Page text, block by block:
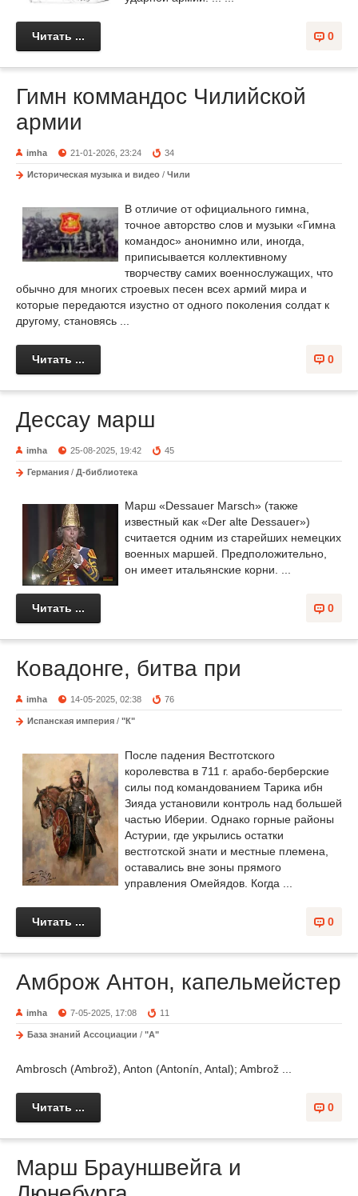
0
Читать ...
Гимн коммандос Чилийской
армии
imha 21-01-2026, 23:24 34
Историческая музыка и видео / Чили
В отличие от официального гимна,
точное авторство слов и музыки «Гимна
командос» анонимно или, иногда,
приписывается коллективному
творчеству самих военнослужащих, что
обычно для многих строевых песен всех армий мира и
которые передаются изустно от одного поколения солдат к
другому, становясь ...
0
Читать ...
Дессау марш
imha 25-08-2025, 19:42 45
Германия / Д-библиотека
Марш «Dessauer Marsch» (также
известный как «Der alte Dessauer»)
считается одним из старейших немецких
военных маршей. Предположительно,
он имеет итальянские корни. ...
0
Читать ...
Ковадонге, битва при
imha 14-05-2025, 02:38 76
Испанская империя / "К"
После падения Вестготского
королевства в 711 г. арабо-берберские
силы под командованием Тарика ибн
Зияда установили контроль над большей
частью Иберии. Однако горные районы
Астурии, где укрылись остатки
вестготской знати и местные племена,
оставались вне зоны прямого
управления Омейядов. Когда ...
0
Читать ...
Амброж Антон, капельмейстер
imha 7-05-2025, 17:08 11
База знаний Ассоциации / "А"
Ambrosch (Ambrož), Anton (Antonín, Antal); Ambrož ...
0
Читать ...
Марш Брауншвейга и